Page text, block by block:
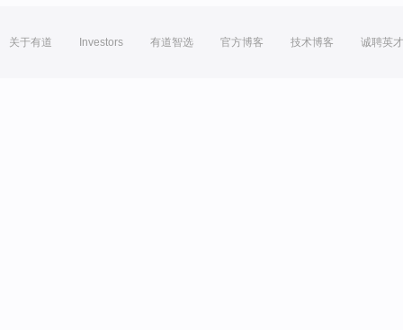
关于有道 Investors 有道智选 官方博客 技术博客 诚聘英才